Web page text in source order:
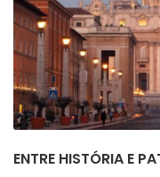
ENTRE HISTÓRIA E